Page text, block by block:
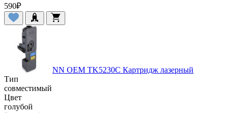
590₽
NN OEM TK5230C Картридж лазерный
Тип
совместимый
Цвет
голубой